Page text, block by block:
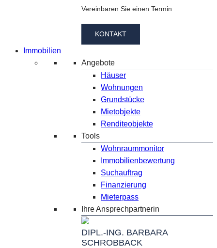
Vereinbaren Sie einen Termin
KONTAKT
Immobilien
Angebote
Häuser
Wohnungen
Grundstücke
Mietobjekte
Renditeobjekte
Tools
Wohnraummonitor
Immobilienbewertung
Suchauftrag
Finanzierung
Mieterpass
Ihre Ansprechpartnerin
DIPL.-ING. BARBARA
SCHROBBACK